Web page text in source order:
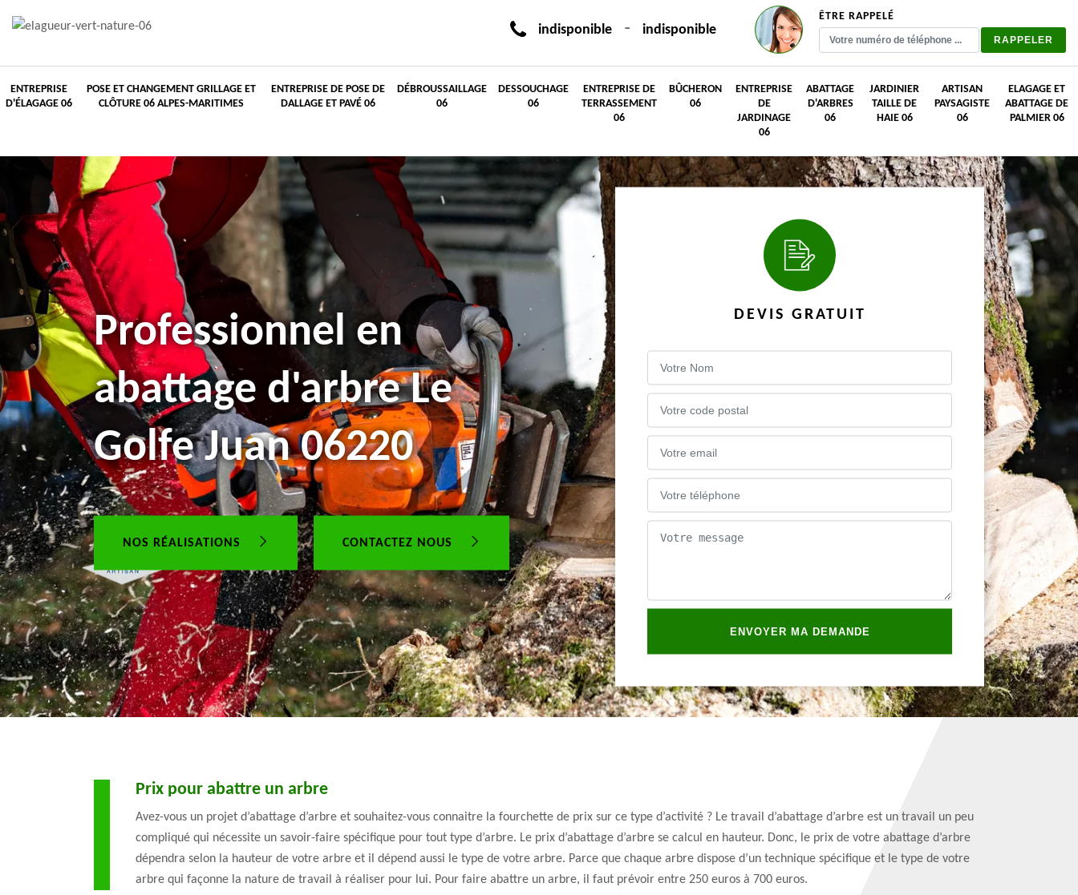
indisponible - indisponible
ÊTRE RAPPELÉ
ENTREPRISE
D'ÉLAGAGE 06
POSE ET CHANGEMENT GRILLAGE ET
CLÔTURE 06 ALPES-MARITIMES
ENTREPRISE DE POSE DE
DALLAGE ET PAVÉ 06
DÉBROUSSAILLAGE
06
DESSOUCHAGE
06
ENTREPRISE DE
TERRASSEMENT
06
BÛCHERON
06
ENTREPRISE
DE
JARDINAGE
06
ABATTAGE
D'ARBRES
06
JARDINIER
TAILLE DE
HAIE 06
ARTISAN
PAYSAGISTE
06
ELAGAGE ET
ABATTAGE DE
PALMIER 06
Professionnel en
abattage d'arbre Le
Golfe Juan 06220
NOS RÉALISATIONS CONTACTEZ NOUS
DEVIS GRATUIT
Prix pour abattre un arbre
Avez-vous un projet d’abattage d’arbre et souhaitez-vous connaitre la fourchette de prix sur ce type d’activité ? Le travail d’abattage d’arbre est un travail un peu
compliqué qui nécessite un savoir-faire spécifique pour tout type d’arbre. Le prix d’abattage d’arbre se calcul en hauteur. Donc, le prix de votre abattage d’arbre
dépendra selon la hauteur de votre arbre et il dépend aussi le type de votre arbre. Parce que chaque arbre dispose d’un technique spécifique et le type de votre
arbre qui façonne la nature de travail à réaliser pour lui. Pour faire abattre un arbre, il faut prévoir entre 250 euros à 700 euros.